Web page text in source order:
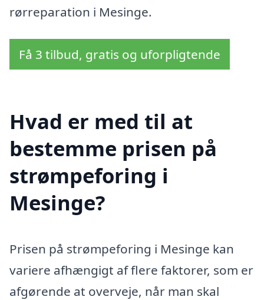
rørreparation i Mesinge.
Få 3 tilbud, gratis og uforpligtende
Hvad er med til at
bestemme prisen på
strømpeforing i
Mesinge?
Prisen på strømpeforing i Mesinge kan
variere afhængigt af flere faktorer, som er
afgørende at overveje, når man skal